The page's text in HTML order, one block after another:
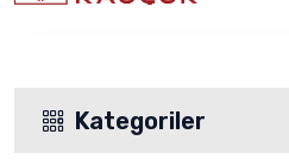
Kategoriler